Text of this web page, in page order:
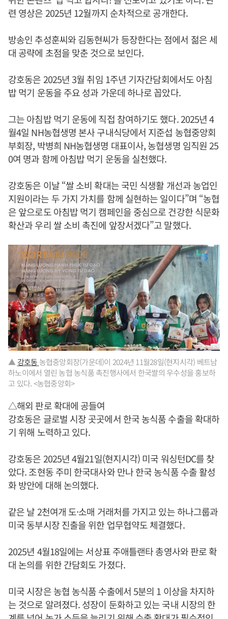
련 영상은 2025년 12월까지 순차적으로 공개한다.
방송인 추성훈씨와 김동현씨가 등장한다는 점에서 젊은 세
대 공략에 초점을 맞춘 것으로 보인다.
강호동은 2025년 3월 취임 1주년 기자간담회에서도 아침
밥 먹기 운동을 주요 성과 가운데 하나로 꼽았다.
그는 아침밥 먹기 운동에 직접 참여하기도 했다. 2025년 4
월4일 NH농협생명 본사 구내식당에서 지준섭 농협중앙회
부회장, 박병희 NH농협생명 대표이사, 농협생명 임직원 25
0여 명과 함께 아침밥 먹기 운동을 실천했다.
강호동은 이날 “쌀 소비 확대는 국민 식생활 개선과 농업인
지원이라는 두 가지 가치를 함께 실현하는 일이다”며 “농협
은 앞으로도 아침밥 먹기 캠페인을 중심으로 건강한 식문화
확산과 우리 쌀 소비 촉진에 앞장서겠다”고 말했다.
▲ 강호동 농협중앙회장(가운데)이 2024년 11월28일(현지시각) 베트남
하노이에서 열린 농협 농식품 촉진행사에서 한국쌀의 우수성을 홍보하
고 있다. <농협중앙회>
△해외 판로 확대에 공들여
강호동은 글로벌 시장 곳곳에서 한국 농식품 수출을 확대하
기 위해 노력하고 있다.
강호동은 2025년 4월21일(현지시각) 미국 워싱턴DC를 찾
았다. 조현동 주미 한국대사와 만나 한국 농식품 수출 활성
화 방안에 대해 논의했다.
같은 날 2천여개 도·소매 거래처를 가지고 있는 하나그룹과
미국 동부시장 진출을 위한 업무협약도 체결했다.
2025년 4월18일에는 서상표 주애틀랜타 총영사와 판로 확
대 논의를 위한 간담회도 가졌다.
미국 시장은 농협 농식품 수출에서 5분의 1 이상을 차지하
는 것으로 알려졌다. 성장이 둔화하고 있는 국내 시장의 한